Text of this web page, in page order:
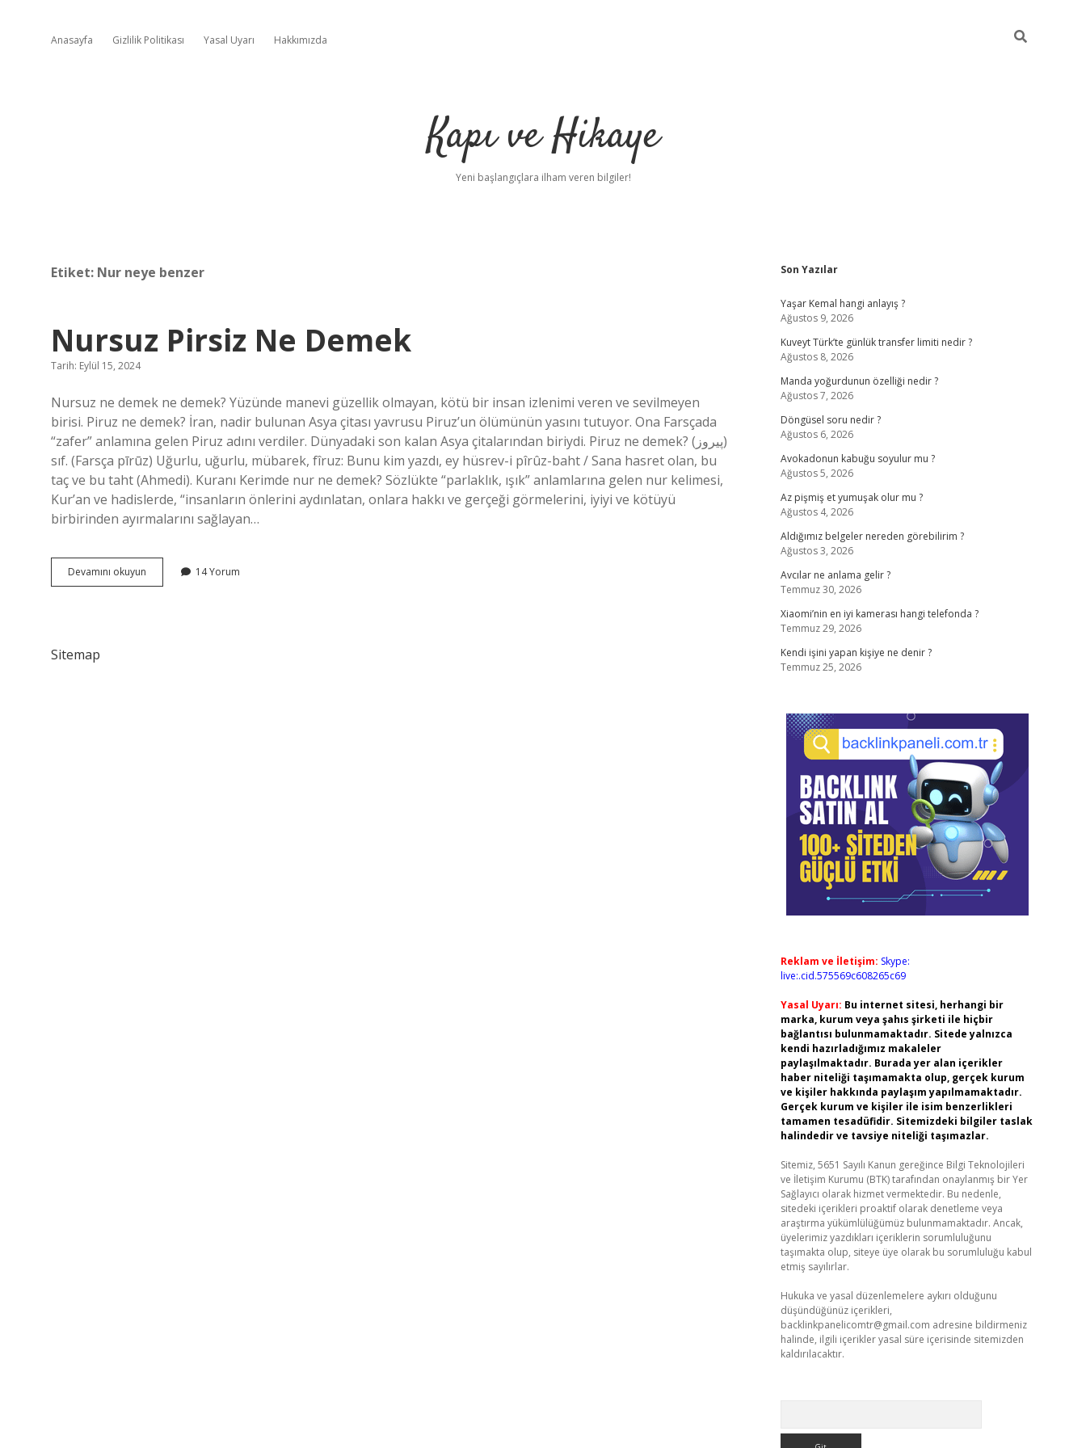
Anasayfa Gizlilik Politikası Yasal Uyarı Hakkımızda
Kapı ve Hikaye
Yeni başlangıçlara ilham veren bilgiler!
Etiket: Nur neye benzer
Nursuz Pirsiz Ne Demek
Tarih: Eylül 15, 2024
Nursuz ne demek ne demek? Yüzünde manevi güzellik olmayan, kötü bir insan izlenimi veren ve sevilmeyen
birisi. Piruz ne demek? İran, nadir bulunan Asya çitası yavrusu Piruz’un ölümünün yasını tutuyor. Ona Farsçada
“zafer” anlamına gelen Piruz adını verdiler. Dünyadaki son kalan Asya çitalarından biriydi. Piruz ne demek? (ﭘﻴﺮﻭﺯ)
sıf. (Farsça pīrūz) Uğurlu, uğurlu, mübarek, fîruz: Bunu kim yazdı, ey hüsrev-i pîrûz-baht / Sana hasret olan, bu
taç ve bu taht (Ahmedi). Kuranı Kerimde nur ne demek? Sözlükte “parlaklık, ışık” anlamlarına gelen nur kelimesi,
Kur’an ve hadislerde, “insanların önlerini aydınlatan, onlara hakkı ve gerçeği görmelerini, iyiyi ve kötüyü
birbirinden ayırmalarını sağlayan…
Devamını okuyun
Pirsiz
14 Yorum
Sitemap
Sidebar
Son Yazılar
Yaşar Kemal hangi anlayış ?
Ağustos 9, 2026
Kuveyt Türk’te günlük transfer limiti nedir ?
Ağustos 8, 2026
Manda yoğurdunun özelliği nedir ?
Ağustos 7, 2026
Döngüsel soru nedir ?
Ağustos 6, 2026
Avokadonun kabuğu soyulur mu ?
Ağustos 5, 2026
Az pişmiş et yumuşak olur mu ?
Ağustos 4, 2026
Aldığımız belgeler nereden görebilirim ?
Ağustos 3, 2026
Avcılar ne anlama gelir ?
Temmuz 30, 2026
Xiaomi’nin en iyi kamerası hangi telefonda ?
Temmuz 29, 2026
Kendi işini yapan kişiye ne denir ?
Temmuz 25, 2026
Reklam ve İletişim: Skype:
live:.cid.575569c608265c69
Yasal Uyarı: Bu internet sitesi, herhangi bir
marka, kurum veya şahıs şirketi ile hiçbir
bağlantısı bulunmamaktadır. Sitede yalnızca
kendi hazırladığımız makaleler
paylaşılmaktadır. Burada yer alan içerikler
haber niteliği taşımamakta olup, gerçek kurum
ve kişiler hakkında paylaşım yapılmamaktadır.
Gerçek kurum ve kişiler ile isim benzerlikleri
tamamen tesadüfidir. Sitemizdeki bilgiler taslak
halindedir ve tavsiye niteliği taşımazlar.
Sitemiz, 5651 Sayılı Kanun gereğince Bilgi Teknolojileri
ve İletişim Kurumu (BTK) tarafından onaylanmış bir Yer
Sağlayıcı olarak hizmet vermektedir. Bu nedenle,
sitedeki içerikleri proaktif olarak denetleme veya
araştırma yükümlülüğümüz bulunmamaktadır. Ancak,
üyelerimiz yazdıkları içeriklerin sorumluluğunu
taşımakta olup, siteye üye olarak bu sorumluluğu kabul
etmiş sayılırlar.
Hukuka ve yasal düzenlemelere aykırı olduğunu
düşündüğünüz içerikleri,
backlinkpanelicomtr@gmail.com adresine bildirmeniz
halinde, ilgili içerikler yasal süre içerisinde sitemizden
kaldırılacaktır.